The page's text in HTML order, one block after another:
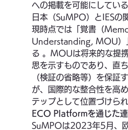
への掲載を可能にしている
日本（SuMPO）とIESの
現時点では「覚書（
Understanding, MOU）
る 。MOUは将来的な提
思を示すものであり、直
（検証の省略等）を保証
が、国際的な整合性を高
テップとして位置づけられ
ECO Platformを通じた
SuMPOは2023年5月、